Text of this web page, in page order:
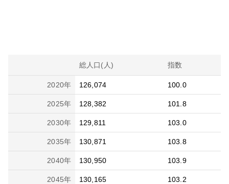
総人口(人) 指数
2020年 126,074 100.0
2025年 128,382 101.8
2030年 129,811 103.0
2035年 130,871 103.8
2040年 130,950 103.9
2045年 130,165 103.2